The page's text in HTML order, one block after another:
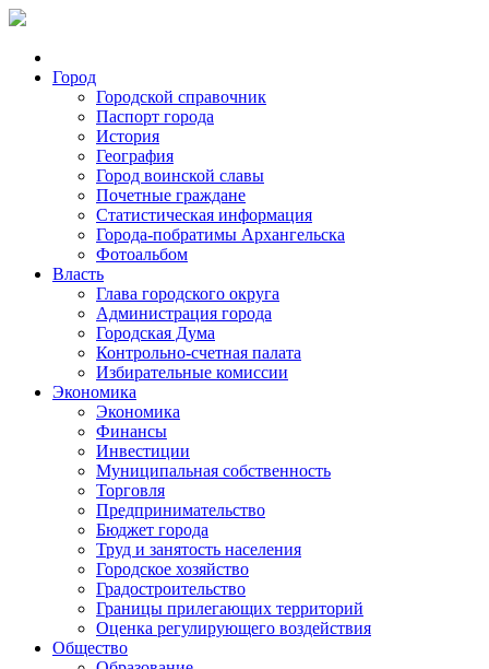
Город
Городской справочник
Паспорт города
История
География
Город воинской славы
Почетные граждане
Статистическая информация
Города-побратимы Архангельска
Фотоальбом
Власть
Глава городского округа
Администрация города
Городская Дума
Контрольно-счетная палата
Избирательные комиссии
Экономика
Экономика
Финансы
Инвестиции
Муниципальная собственность
Торговля
Предпринимательство
Бюджет города
Труд и занятость населения
Городское хозяйство
Градостроительство
Границы прилегающих территорий
Оценка регулирующего воздействия
Общество